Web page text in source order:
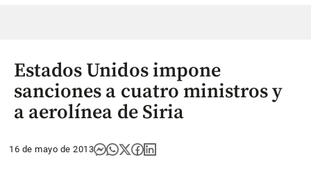
Estados Unidos impone
sanciones a cuatro ministros y
a aerolínea de Siria
16 de mayo de 2013